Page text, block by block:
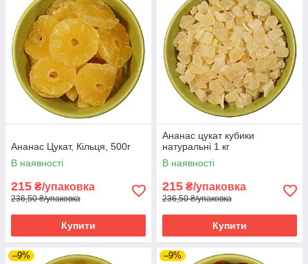
Ананас Цукат, Кільця, 500г
В наявності
215 ₴/упаковка
236,50 ₴/упаковка
Купити
Ананас цукат кубики
натуральні 1 кг
В наявності
215 ₴/упаковка
236,50 ₴/упаковка
Купити
–9% –9%